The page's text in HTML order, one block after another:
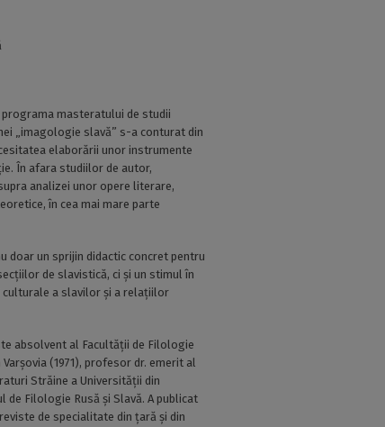
programa masteratului de studii
„imagologie slavă” s-a conturat din
elaborării unor instrumente
În afara studiilor de autor,
analizei unor opere literare,
în cea mai mare parte
doar un sprijin didactic concret pentru
de slavistică, ci şi un stimul în
a slavilor şi a relaţiilor
absolvent al Facultăţii de Filologie
(1971), profesor dr. emerit al
Străine a Universităţii din
de Filologie Rusă şi Slavă. A publicat
de specialitate din ţară şi din